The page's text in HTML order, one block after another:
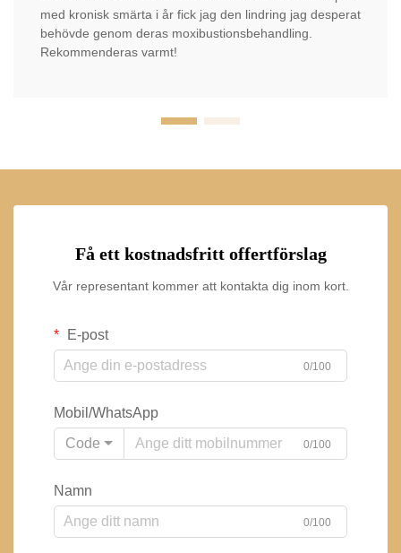
med kronisk smärta i år fick jag den lindring jag desperat
behövde genom deras moxibustionsbehandling.
Rekommenderas varmt!
Få ett kostnadsfritt offertförslag
Vår representant kommer att kontakta dig inom kort.
E-post
0/100
Mobil/WhatsApp
Code
0/100
Namn
0/100